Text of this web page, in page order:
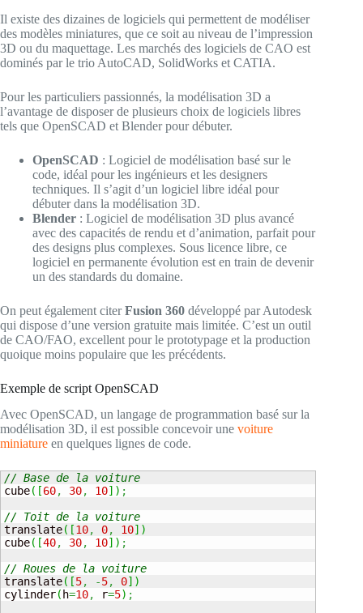
Il existe des dizaines de logiciels qui permettent de modéliser
des modèles miniatures, que ce soit au niveau de l’impression
3D ou du maquettage. Les marchés des logiciels de CAO est
dominés par le trio AutoCAD, SolidWorks et CATIA.
Pour les particuliers passionnés, la modélisation 3D a
l’avantage de disposer de plusieurs choix de logiciels libres
tels que OpenSCAD et Blender pour débuter.
OpenSCAD : Logiciel de modélisation basé sur le
code, idéal pour les ingénieurs et les designers
techniques. Il s’agit d’un logiciel libre idéal pour
débuter dans la modélisation 3D.
Blender : Logiciel de modélisation 3D plus avancé
avec des capacités de rendu et d’animation, parfait pour
des designs plus complexes. Sous licence libre, ce
logiciel en permanente évolution est en train de devenir
un des standards du domaine.
On peut également citerFusion 360 développé par Autodesk
qui dispose d’une version gratuite mais limitée. C’est un outil
de CAO/FAO, excellent pour le prototypage et la production
quoique moins populaire que les précédents.
Exemple de script OpenSCAD
Avec OpenSCAD, un langage de programmation basé sur la
modélisation 3D, il est possible concevoir une voiture
miniature en quelques lignes de code.
// Base de la voiture
cube( [60, 30, 10] ) ;
// Toit de la voiture
translate( [10, 0, 10] )
cube( [40, 30, 10] ) ;
// Roues de la voiture
translate( [5, -5, 0] )
cylinder( h=10, r=5) ;